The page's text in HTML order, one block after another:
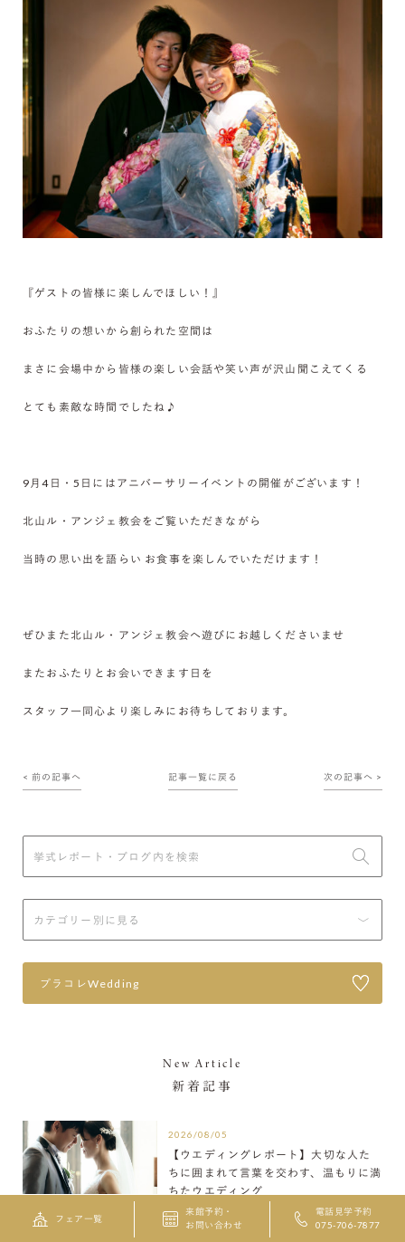
『ゲストの皆様に楽しんでほしい！』
おふたりの想いから創られた空間は
まさに会場中から皆様の楽しい会話や笑い声が沢山聞こえてくる
とても素敵な時間でしたね♪
9月4日・5日にはアニバーサリーイベントの開催がございます！
北山ル・アンジェ教会をご覧いただきながら
当時の思い出を語らい お食事を楽しんでいただけます！
ぜひまた北山ル・アンジェ教会へ遊びにお越しくださいませ
またおふたりとお会いできます日を
スタッフ一同心より楽しみにお待ちしております。
< 前の記事へ 記事一覧に戻る 次の記事へ >
プラコレWedding
New Article
新着記事
2026/08/05
【ウエディングレポート】大切な人た
ちに囲まれて言葉を交わす、温もりに満
ちたウエディング
フェア一覧
来館予約・
お問い合わせ
電話見学予約
075-706-7877